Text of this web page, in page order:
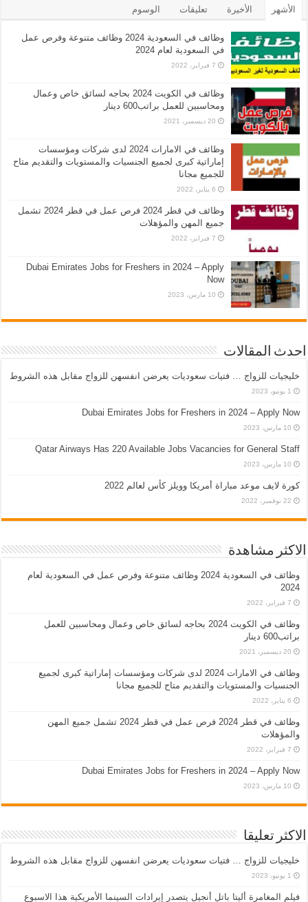
الأشهر الأخيرة تعليقات الوسوم
وظائف في السعودية 2024 وظائف متنوعة وفرص عمل
في السعودية لعام 2024
7 فبراير، 2022
وظائف في الكويت 2024 بحاجه لسائق خاص وعمال
ومحاسبين للعمل براتب600 دينار
20 ديسمبر، 2021
وظائف في الامارات 2024 لدى شركات ومؤسسات
إماراتية كبرى لجميع الجنسيات والمستويات والتقديم متاح
للجميع مجانا
6 يناير، 2022
وظائف في قطر 2024 فرص عمل في قطر 2024 تشمل
جميع المهن والمؤهلات
7 فبراير، 2022
Dubai Emirates Jobs for Freshers in 2024 – Apply
Now
10 مارس، 2023
احدث المقالات
خليجيات للزواج … فتيات سعوديات يعرضن انفسهن للزواج مقابل هذه الشروط
1 يونيو، 2023
Dubai Emirates Jobs for Freshers in 2024 – Apply Now
10 مارس، 2023
Qatar Airways Has 220 Available Jobs Vacancies for General Staff
10 مارس، 2023
كورة لايف موعد مباراة أمريكا وويلز كأس لعالم 2022
22 نوفمبر، 2022
الاكثر مشاهدة
وظائف في السعودية 2024 وظائف متنوعة وفرص عمل في السعودية لعام
2024
7 فبراير، 2022
وظائف في الكويت 2024 بحاجه لسائق خاص وعمال ومحاسبين للعمل
براتب600 دينار
20 ديسمبر، 2021
وظائف في الامارات 2024 لدى شركات ومؤسسات إماراتية كبرى لجميع
الجنسيات والمستويات والتقديم متاح للجميع مجانا
6 يناير، 2022
وظائف في قطر 2024 فرص عمل في قطر 2024 تشمل جميع المهن
والمؤهلات
7 فبراير، 2022
Dubai Emirates Jobs for Freshers in 2024 – Apply Now
10 مارس، 2023
الاكثر تعليقا
خليجيات للزواج … فتيات سعوديات يعرضن انفسهن للزواج مقابل هذه الشروط
1 يونيو، 2023
فيلم المغامرة أليتا‭ ‬باتل أنجيل يتصدر إيرادات السينما الأمريكية هذا الاسبوع